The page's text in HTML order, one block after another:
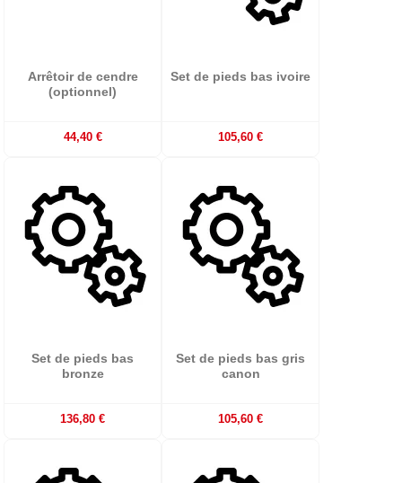
Arrêtoir de cendre
(optionnel)
44,40 €
Set de pieds bas ivoire
105,60 €
Set de pieds bas
bronze
136,80 €
Set de pieds bas gris
canon
105,60 €